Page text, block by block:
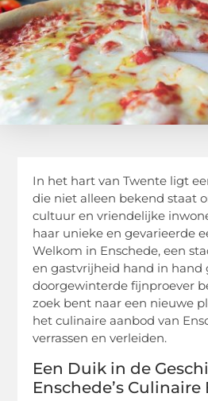
In het hart van Twente ligt
die niet alleen bekend staat
cultuur en vriendelijke
haar unieke en gevarieerde
Welkom in Enschede, een
en gastvrijheid hand in hand
doorgewinterde fijnproever
zoek bent naar een nieuwe
het culinaire aanbod van
verrassen en verleiden.
Een Duik in de
Enschede’s Culinaire